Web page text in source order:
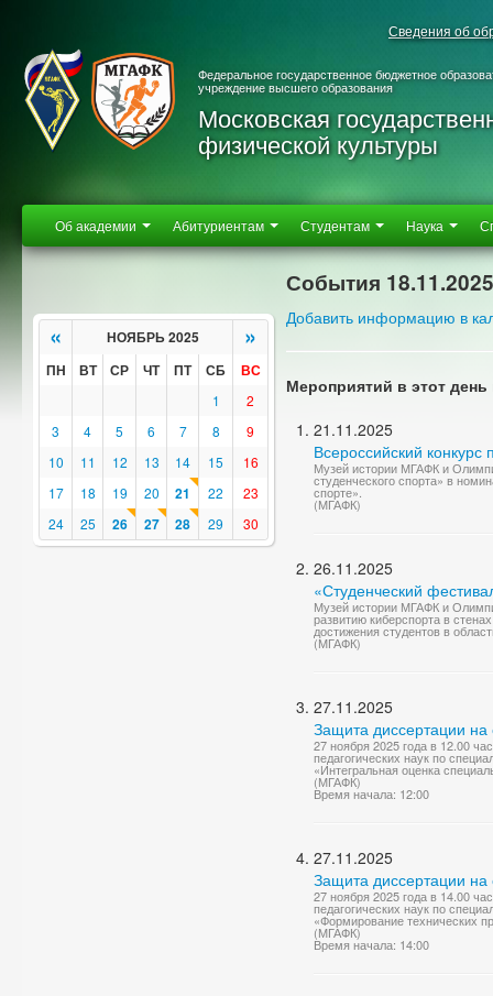
Сведения об
Федеральное государственное бюджетное
учреждение высшего образования
Московская
физической культуры
Об академии Абитуриентам Студентам Наука
« НОЯБРЬ 2025 »
ПН ВТ СР ЧТ ПТ СБ ВС
1
2
3
4 5 6 7 8
9
10
11 12 13 14 15
16
17
18 19 20 21 22
23
24
25 26 27 28 29 30
События 18.11.2025
Добавить информацию в
Мероприятий в этот день
21.11.2025
Всероссийский конкурс
Музей истории МГАФК и
студенческого спорта» в
спорте».
(МГАФК)
26.11.2025
«Студенческий
Музей истории МГАФК и
развитию киберспорта в
достижения студентов в
(МГАФК)
27.11.2025
Защита диссертации на
27 ноября 2025 года в 12.00
педагогических наук по
«Интегральная оценка
(МГАФК)
Время начала: 12:00
27.11.2025
Защита диссертации на
27 ноября 2025 года в 14.00
педагогических наук по
«Формирование технических
(МГАФК)
Время начала: 14:00